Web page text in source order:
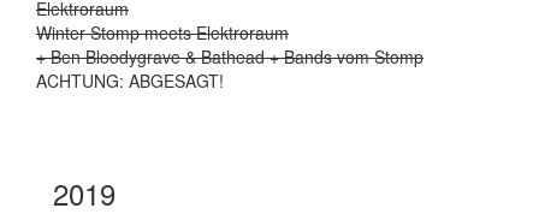
Elektroraum
Winter Stomp meets Elektroraum
+ Ben Bloodygrave & Bathead + Bands vom Stomp
ACHTUNG: ABGESAGT!
2019